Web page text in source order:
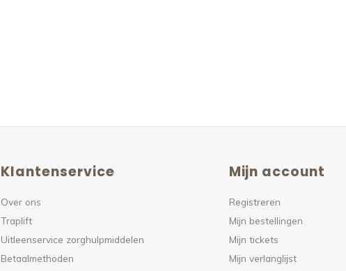
Klantenservice
Over ons
Traplift
Uitleenservice zorghulpmiddelen
Betaalmethoden
Mijn account
Registreren
Mijn bestellingen
Mijn tickets
Mijn verlanglijst